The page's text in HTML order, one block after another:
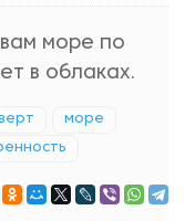
море по
в облаках.
море